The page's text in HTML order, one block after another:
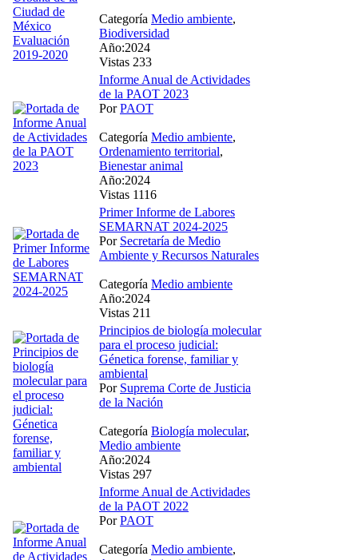
Categoría Medio ambiente,
Biodiversidad
Año:2024
Vistas 233
Informe Anual de Actividades
de la PAOT 2023
PorPAOT
Categoría Medio ambiente,
Ordenamiento territorial,
Bienestar animal
Año:2024
Vistas 1116
Primer Informe de Labores
SEMARNAT 2024-2025
Por Secretaría de Medio
Ambiente y Recursos Naturales
Categoría Medio ambiente
Año:2024
Vistas 211
Principios de biología molecular
para el proceso judicial:
Génetica forense, familiar y
ambiental
Por Suprema Corte de Justicia
de la Nación
Categoría Biología molecular,
Medio ambiente
Año:2024
Vistas 297
Informe Anual de Actividades
de la PAOT 2022
PorPAOT
Categoría Medio ambiente,